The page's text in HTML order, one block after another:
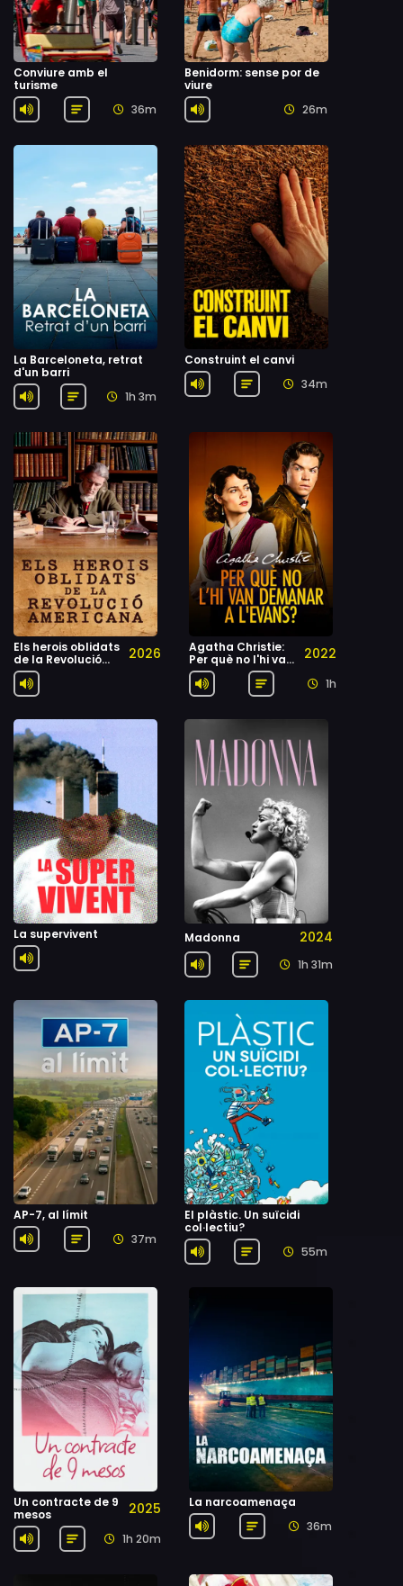
Conviure amb el
turisme
36m
Benidorm: sense por de
viure
26m
La Barceloneta, retrat
d'un barri
1h 3m
Construint el canvi
34m
Els herois oblidats
de la Revolució
Americana
2026
Agatha Christie:
Per què no l'hi van
demanar a
l'Evans?
2022
1h
La supervivent Madonna 2024
1h 31m
AP-7, al límit
37m
El plàstic. Un suïcidi
col·lectiu?
55m
Un contracte de 9
mesos
2025
1h 20m
La narcoamenaça
36m